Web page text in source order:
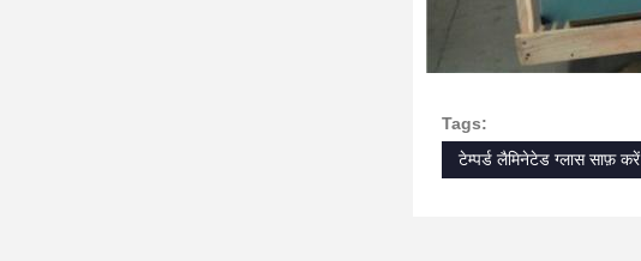
Tags:
टेम्पर्ड लैमिनेटेड ग्लास साफ़ करें